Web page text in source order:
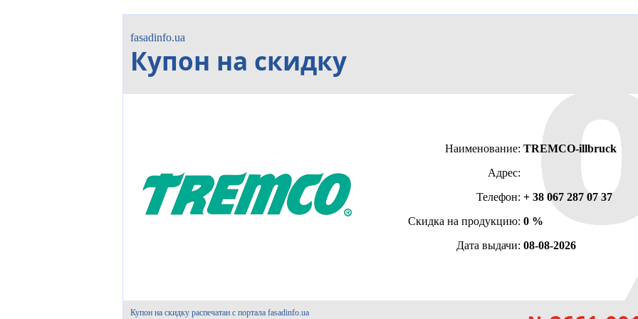
fasadinfo.ua
Купон на скидку
Наименование: TREMCO-illbruck
Адрес:
Телефон: + 38 067 287 07 37
Скидка на продукцию: 0 %
Дата выдачи: 08-08-2026
Купон на скидку распечатан с портала fasadinfo.ua